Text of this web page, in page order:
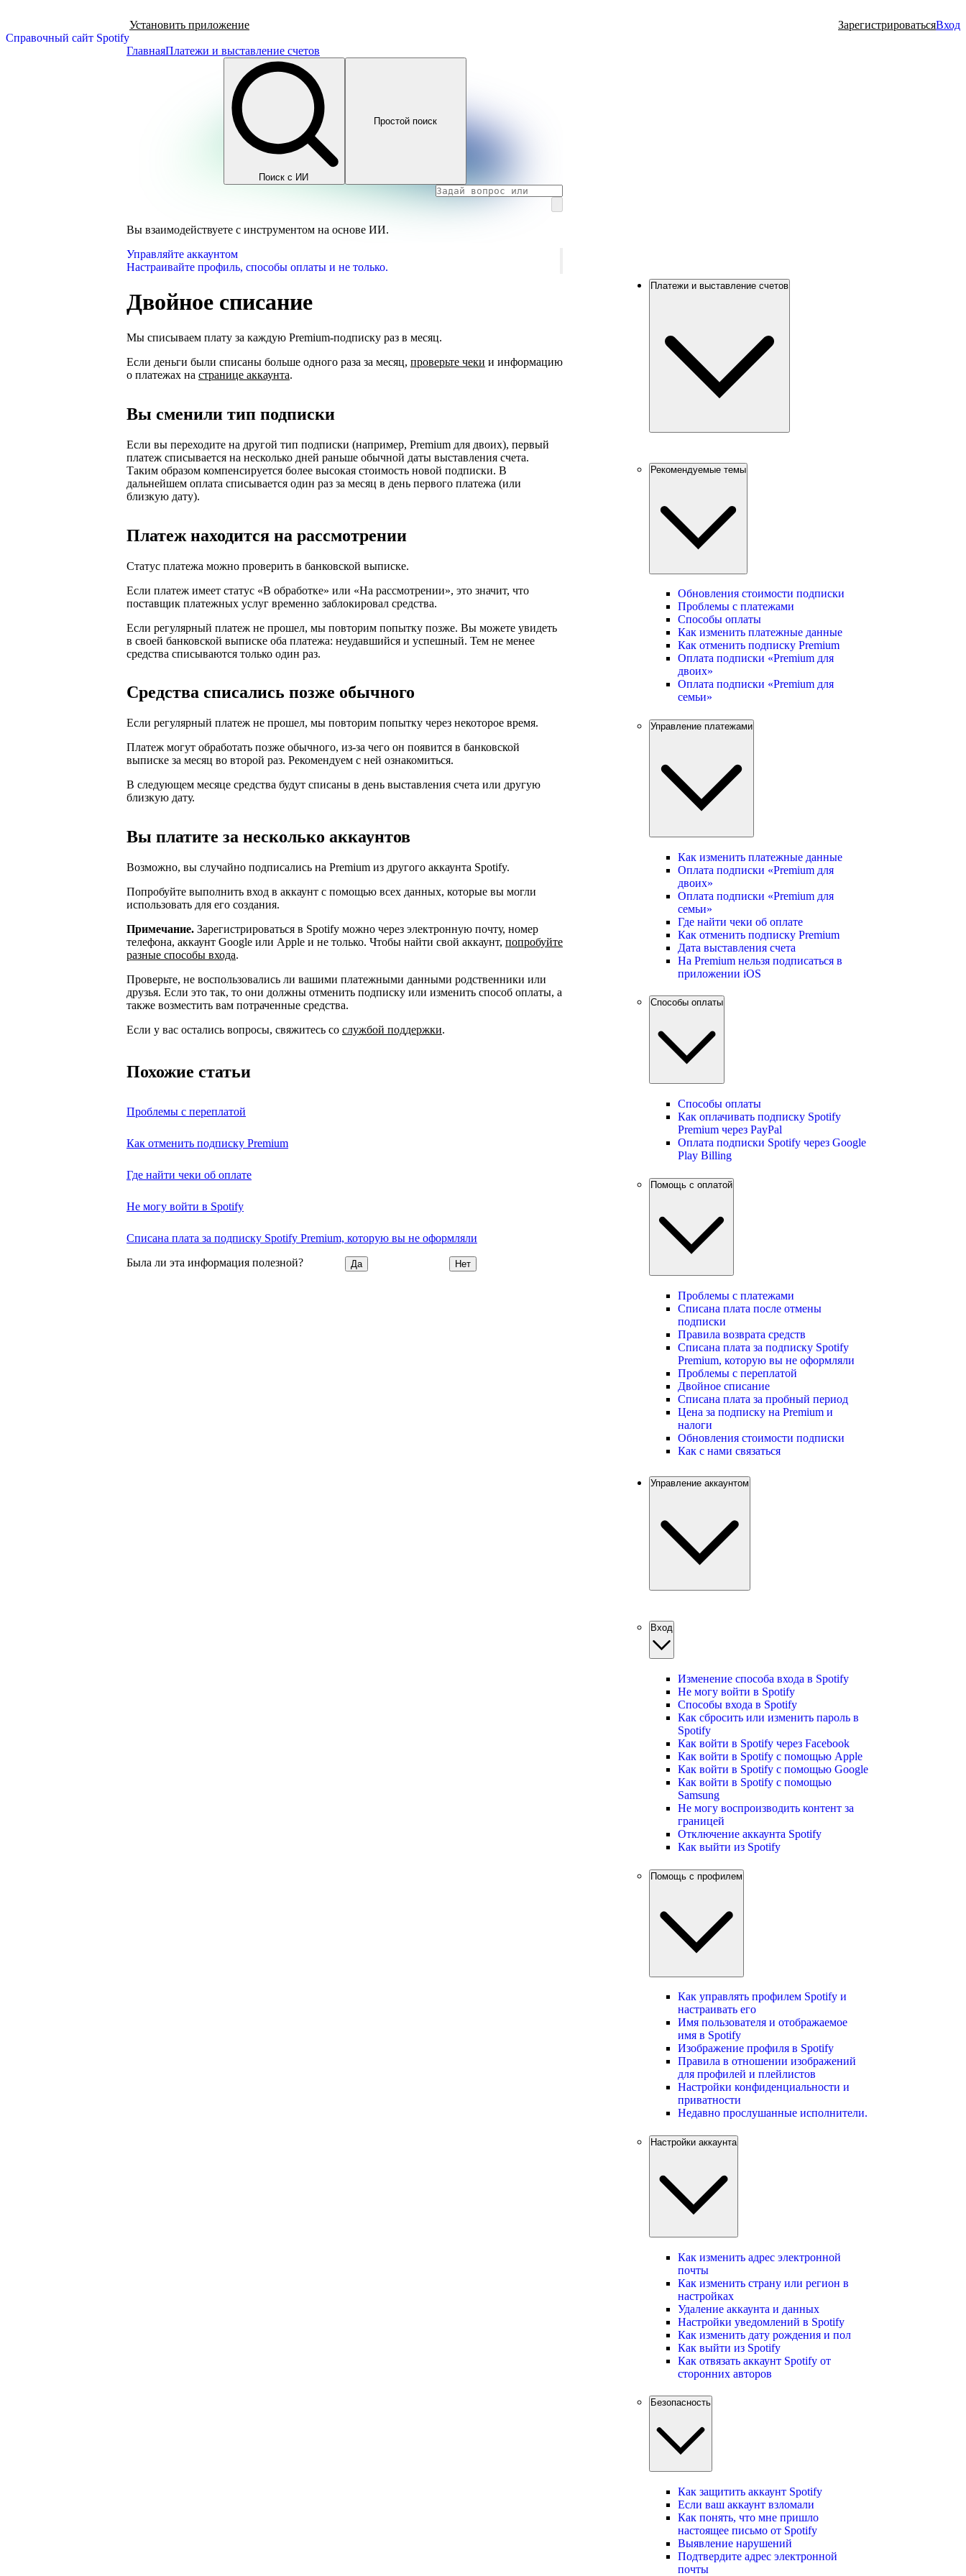
Справочный сайт Spotify
Установить приложение ЗарегистрироватьсяВход
ГлавнаяПлатежи и выставление счетов
Поиск с ИИ
Простой поиск
Вы взаимодействуете с инструментом на основе ИИ.
Управляйте аккаунтом
Настраивайте профиль, способы оплаты и не только.
Двойное списание
Мы списываем плату за каждую Premium-подписку раз в месяц.
Если деньги были списаны больше одного раза за месяц, проверьте чеки и информацию
о платежах на странице аккаунта.
Вы сменили тип подписки
Если вы переходите на другой тип подписки (например, Premium для двоих), первый
платеж списывается на несколько дней раньше обычной даты выставления счета.
Таким образом компенсируется более высокая стоимость новой подписки. В
дальнейшем оплата списывается один раз за месяц в день первого платежа (или
близкую дату).
Платеж находится на рассмотрении
Статус платежа можно проверить в банковской выписке.
Если платеж имеет статус «В обработке» или «На рассмотрении», это значит, что
поставщик платежных услуг временно заблокировал средства.
Если регулярный платеж не прошел, мы повторим попытку позже. Вы можете увидеть
в своей банковской выписке оба платежа: неудавшийся и успешный. Тем не менее
средства списываются только один раз.
Средства списались позже обычного
Если регулярный платеж не прошел, мы повторим попытку через некоторое время.
Платеж могут обработать позже обычного, из-за чего он появится в банковской
выписке за месяц во второй раз. Рекомендуем с ней ознакомиться.
В следующем месяце средства будут списаны в день выставления счета или другую
близкую дату.
Вы платите за несколько аккаунтов
Возможно, вы случайно подписались на Premium из другого аккаунта Spotify.
Попробуйте выполнить вход в аккаунт с помощью всех данных, которые вы могли
использовать для его создания.
Примечание. Зарегистрироваться в Spotify можно через электронную почту, номер
телефона, аккаунт Google или Apple и не только. Чтобы найти свой аккаунт, попробуйте
разные способы входа.
Проверьте, не воспользовались ли вашими платежными данными родственники или
друзья. Если это так, то они должны отменить подписку или изменить способ оплаты, а
также возместить вам потраченные средства.
Если у вас остались вопросы, свяжитесь со службой поддержки.
Похожие статьи
Проблемы с переплатой
Как отменить подписку Premium
Где найти чеки об оплате
Не могу войти в Spotify
Списана плата за подписку Spotify Premium, которую вы не оформляли
Была ли эта информация полезной? Да Нет
Платежи и выставление счетов
Рекомендуемые темы
Обновления стоимости подписки
Проблемы с платежами
Способы оплаты
Как изменить платежные данные
Как отменить подписку Premium
Оплата подписки «Premium для
двоих»
Оплата подписки «Premium для
семьи»
Управление платежами
Как изменить платежные данные
Оплата подписки «Premium для
двоих»
Оплата подписки «Premium для
семьи»
Где найти чеки об оплате
Как отменить подписку Premium
Дата выставления счета
На Premium нельзя подписаться в
приложении iOS
Способы оплаты
Способы оплаты
Как оплачивать подписку Spotify
Premium через PayPal
Оплата подписки Spotify через Google
Play Billing
Помощь с оплатой
Проблемы с платежами
Списана плата после отмены
подписки
Правила возврата средств
Списана плата за подписку Spotify
Premium, которую вы не оформляли
Проблемы с переплатой
Двойное списание
Списана плата за пробный период
Цена за подписку на Premium и
налоги
Обновления стоимости подписки
Как с нами связаться
Управление аккаунтом
Вход
Изменение способа входа в Spotify
Не могу войти в Spotify
Способы входа в Spotify
Как сбросить или изменить пароль в
Spotify
Как войти в Spotify через Facebook
Как войти в Spotify с помощью Apple
Как войти в Spotify с помощью Google
Как войти в Spotify с помощью
Samsung
Не могу воспроизводить контент за
границей
Отключение аккаунта Spotify
Как выйти из Spotify
Помощь с профилем
Как управлять профилем Spotify и
настраивать его
Имя пользователя и отображаемое
имя в Spotify
Изображение профиля в Spotify
Правила в отношении изображений
для профилей и плейлистов
Настройки конфиденциальности и
приватности
Недавно прослушанные исполнители.
Настройки аккаунта
Как изменить адрес электронной
почты
Как изменить страну или регион в
настройках
Удаление аккаунта и данных
Настройки уведомлений в Spotify
Как изменить дату рождения и пол
Как выйти из Spotify
Как отвязать аккаунт Spotify от
сторонних авторов
Безопасность
Как защитить аккаунт Spotify
Если ваш аккаунт взломали
Как понять, что мне пришло
настоящее письмо от Spotify
Выявление нарушений
Подтвердите адрес электронной
почты